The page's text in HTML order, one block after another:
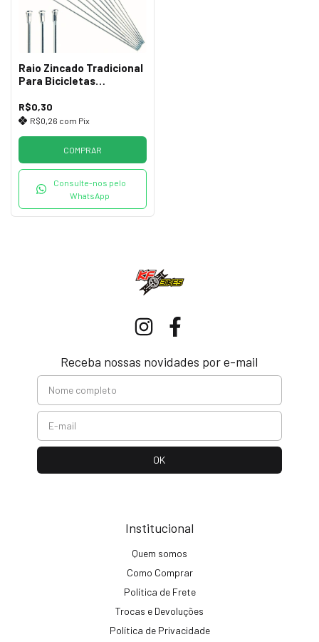
Raio Zincado Tradicional
Para Bicicletas
R$0,30
R$0,26 com Pix
COMPRAR
Consulte-nos pelo
WhatsApp
Receba nossas novidades por e-mail
Institucional
Quem somos
Como Comprar
Política de Frete
Trocas e Devoluções
Política de Privacidade